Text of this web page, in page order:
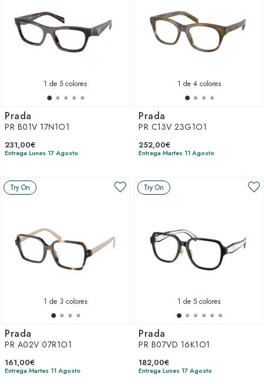
1 de 5 colores
Prada
PR B01V 17N1O1
231,00€
Entrega Lunes 17 Agosto
1 de 4 colores
Prada
PR C13V 23G1O1
252,00€
Entrega Martes 11 Agosto
Try On
1 de 3 colores
Prada
PR A02V 07R1O1
161,00€
Entrega Martes 11 Agosto
Try On
1 de 5 colores
Prada
PR B07VD 16K1O1
182,00€
Entrega Lunes 17 Agosto